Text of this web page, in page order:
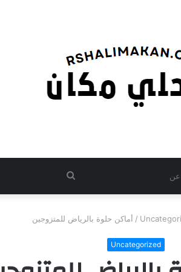
بحث
/ أماكن حلوة بالرياض للمتزوجين
Uncategorized